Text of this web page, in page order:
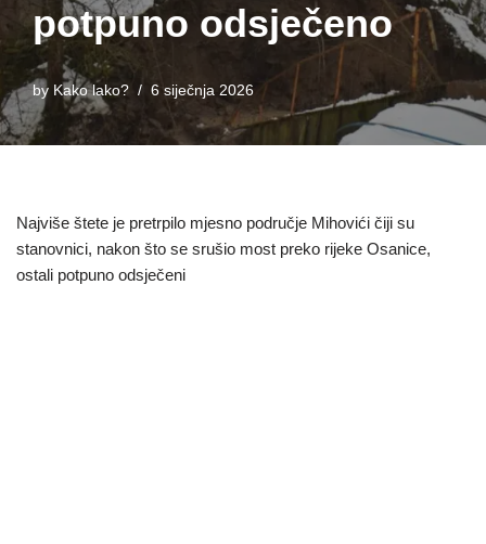
potpuno odsječeno
by Kako lako? 6 siječnja 2026
Najviše štete je pretrpilo mjesno područje Mihovići čiji su
stanovnici, nakon što se srušio most preko rijeke Osanice,
ostali potpuno odsječeni